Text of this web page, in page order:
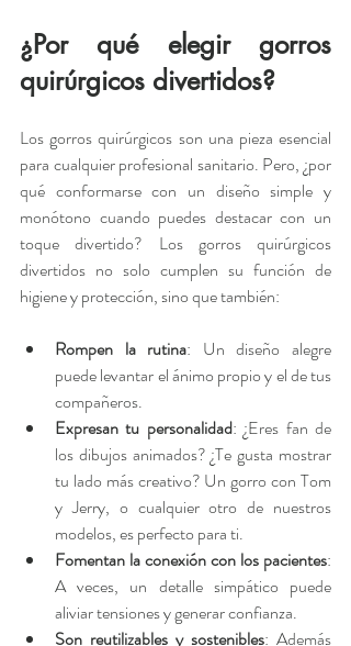
¿Por qué elegir gorros
quirúrgicos divertidos?
Los gorros quirúrgicos son una pieza esencial
para cualquier profesional sanitario. Pero, ¿por
qué conformarse con un diseño simple y
monótono cuando puedes destacar con un
toque divertido? Los gorros quirúrgicos
divertidos no solo cumplen su función de
higiene y protección, sino que también:
Rompen la rutina: Un diseño alegre
puede levantar el ánimo propio y el de tus
compañeros.
Expresan tu personalidad: ¿Eres fan de
los dibujos animados? ¿Te gusta mostrar
tu lado más creativo? Un gorro con Tom
y Jerry, o cualquier otro de nuestros
modelos, es perfecto para ti.
Fomentan la conexión con los pacientes:
A veces, un detalle simpático puede
aliviar tensiones y generar confianza.
Son reutilizables y sostenibles: Además